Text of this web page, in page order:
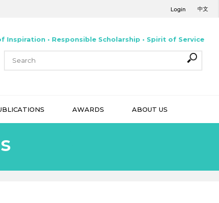
Login 中文
Inspiration • Responsible Scholarship • Spirit of Service
AWARDS ABOUT US